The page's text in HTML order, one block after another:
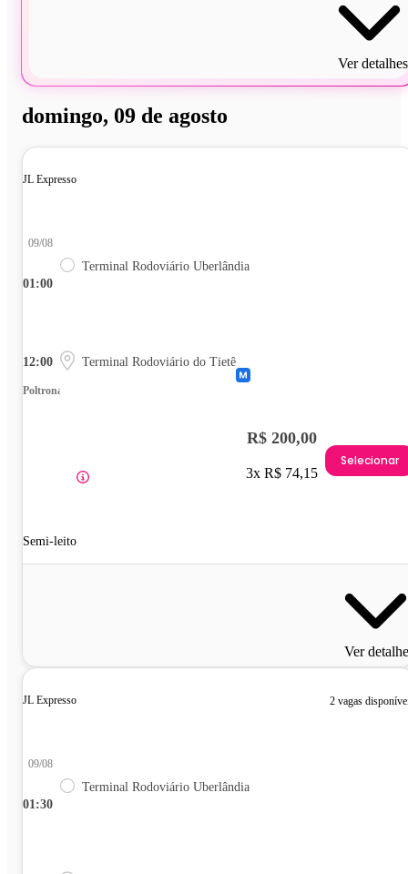
Ver detalhes
domingo, 09 de agosto
JL Expresso
01:00
09/08
Terminal Rodoviário Uberlândia
12:00 Terminal Rodoviário do Tietê
Poltrona
Semi-leito
R$ 200,00
3x R$ 74,15
Selecionar
Ver
JL Expresso 2 vagas
01:30
09/08
Terminal Rodoviário Uberlândia